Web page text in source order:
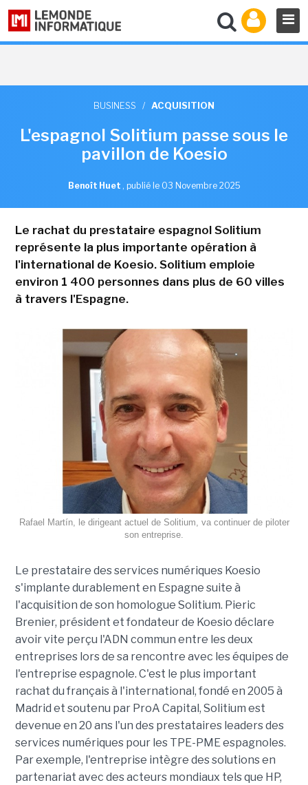
BUSINESS / ACQUISITION
L'espagnol Solitium passe sous le
pavillon de Koesio
Benoît Huet , publié le 03 Novembre 2025
Le rachat du prestataire espagnol Solitium
représente la plus importante opération à
l'international de Koesio. Solitium emploie
environ 1 400 personnes dans plus de 60 villes
à travers l'Espagne.
Rafael Martín, le dirigeant actuel de Solitium, va continuer de piloter
son entreprise.
Le prestataire des services numériques Koesio
s'implante durablement en Espagne suite à
l'acquisition de son homologue Solitium. Pieric
Brenier, président et fondateur de Koesio déclare
avoir vite perçu l'ADN commun entre les deux
entreprises lors de sa rencontre avec les équipes de
l'entreprise espagnole. C'est le plus important
rachat du français à l'international, fondé en 2005 à
Madrid et soutenu par ProA Capital, Solitium est
devenue en 20 ans l'un des prestataires leaders des
services numériques pour les TPE-PME espagnoles.
Par exemple, l'entreprise intègre des solutions en
partenariat avec des acteurs mondiaux tels que HP,